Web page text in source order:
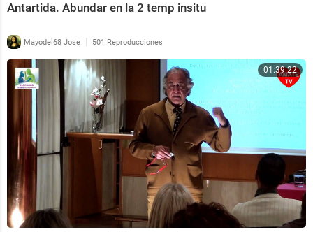
Antartida. Abundar en la 2 temp insitu
Mayodel68 Jose | 501 Reproducciones
01:39:22